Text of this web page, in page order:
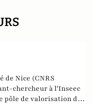
de Nice (CNRS
chercheur à l'Inseec
pôle de valorisation de